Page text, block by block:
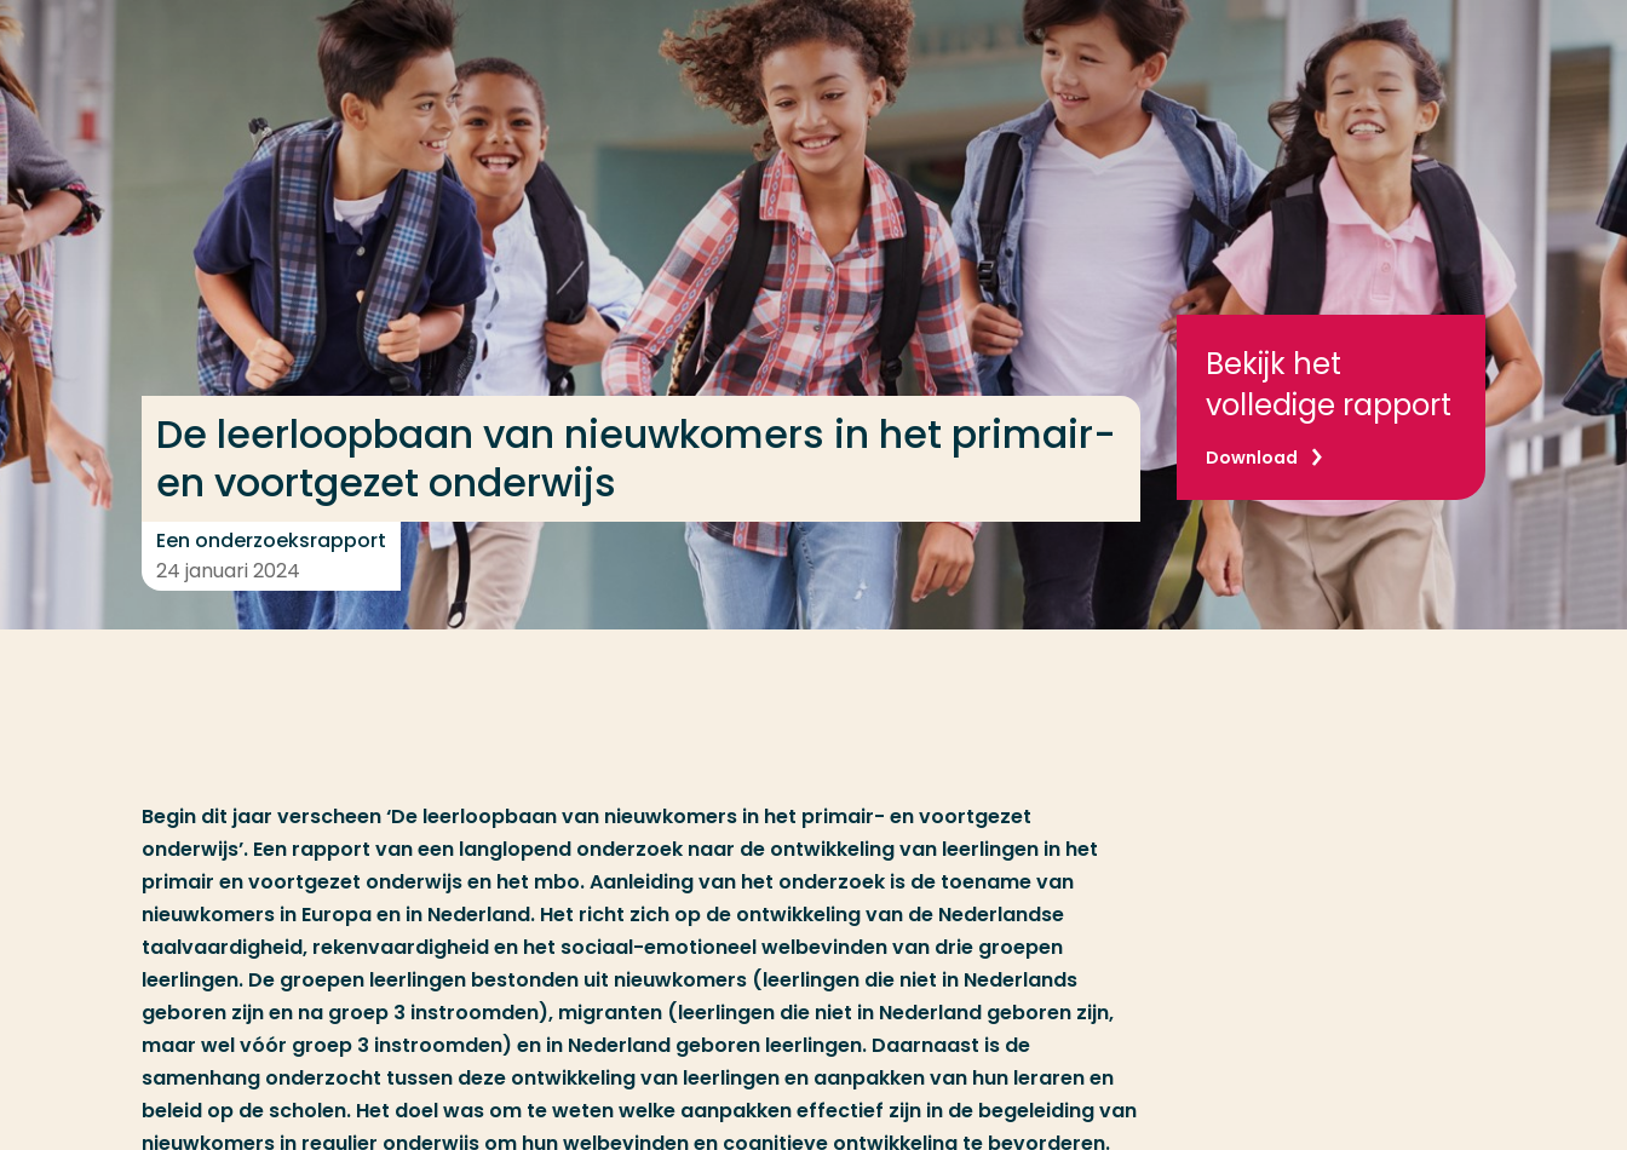
Ga direct naar de content
De leerloopbaan van nieuwkomers in het primair-
en voortgezet onderwijs
Een onderzoeksrapport
24 januari 2024
Bekijk het
volledige rapport
Download
Begin dit jaar verscheen ‘De leerloopbaan van nieuwkomers in het primair- en voortgezet
onderwijs’. Een rapport van een langlopend onderzoek naar de ontwikkeling van leerlingen in het
primair en voortgezet onderwijs en het mbo. Aanleiding van het onderzoek is de toename van
nieuwkomers in Europa en in Nederland. Het richt zich op de ontwikkeling van de Nederlandse
taalvaardigheid, rekenvaardigheid en het sociaal-emotioneel welbevinden van drie groepen
leerlingen. De groepen leerlingen bestonden uit nieuwkomers (leerlingen die niet in Nederlands
geboren zijn en na groep 3 instroomden), migranten (leerlingen die niet in Nederland geboren zijn,
maar wel vóór groep 3 instroomden) en in Nederland geboren leerlingen. Daarnaast is de
samenhang onderzocht tussen deze ontwikkeling van leerlingen en aanpakken van hun leraren en
beleid op de scholen. Het doel was om te weten welke aanpakken effectief zijn in de begeleiding van
nieuwkomers in regulier onderwijs om hun welbevinden en cognitieve ontwikkeling te bevorderen.
Veel gezocht
Opleiding
Contact